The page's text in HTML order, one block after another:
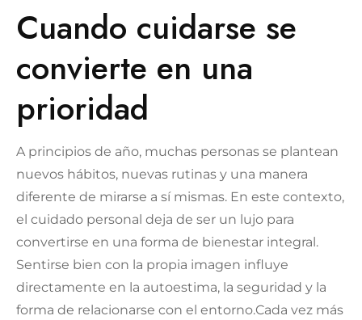
Cuando cuidarse se
convierte en una
prioridad
A principios de año, muchas personas se plantean
nuevos hábitos, nuevas rutinas y una manera
diferente de mirarse a sí mismas. En este contexto,
el cuidado personal deja de ser un lujo para
convertirse en una forma de bienestar integral.
Sentirse bien con la propia imagen influye
directamente en la autoestima, la seguridad y la
forma de relacionarse con el entorno.Cada vez más